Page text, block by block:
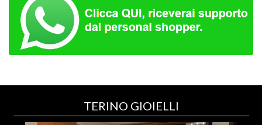
TERINO GIOIELLI